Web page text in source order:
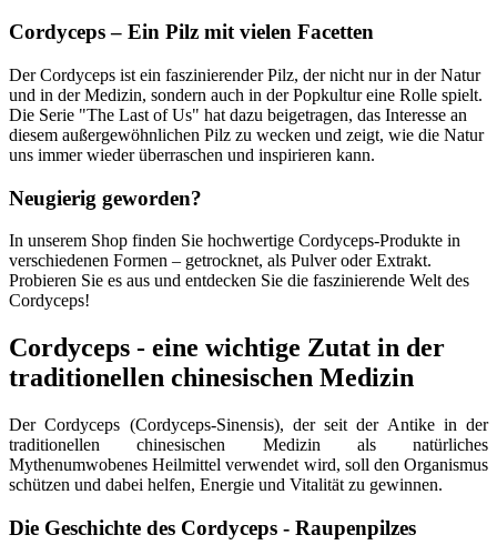
Cordyceps – Ein Pilz mit vielen Facetten
Der Cordyceps ist ein faszinierender Pilz, der nicht nur in der Natur
und in der Medizin, sondern auch in der Popkultur eine Rolle spielt.
Die Serie "The Last of Us" hat dazu beigetragen, das Interesse an
diesem außergewöhnlichen Pilz zu wecken und zeigt, wie die Natur
uns immer wieder überraschen und inspirieren kann.
Neugierig geworden?
In unserem Shop finden Sie hochwertige Cordyceps-Produkte in
verschiedenen Formen – getrocknet, als Pulver oder Extrakt.
Probieren Sie es aus und entdecken Sie die faszinierende Welt des
Cordyceps!
Cordyceps - eine wichtige Zutat in der
traditionellen chinesischen Medizin
Der Cordyceps (Cordyceps-Sinensis), der seit der Antike in der
traditionellen chinesischen Medizin als natürliches
Mythenumwobenes Heilmittel verwendet wird, soll den Organismus
schützen und dabei helfen, Energie und Vitalität zu gewinnen.
Die Geschichte des Cordyceps - Raupenpilzes